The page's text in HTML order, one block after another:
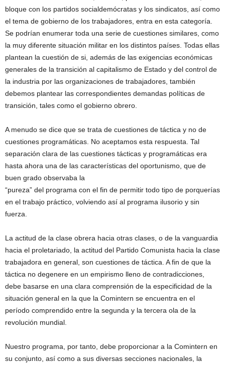
bloque con los partidos socialdemócratas y los sindicatos, así como
el tema de gobierno de los trabajadores, entra en esta categoría.
Se podrían enumerar toda una serie de cuestiones similares, como
la muy diferente situación militar en los distintos países. Todas ellas
plantean la cuestión de si, además de las exigencias económicas
generales de la transición al capitalismo de Estado y del control de
la industria por las organizaciones de trabajadores, también
debemos plantear las correspondientes demandas políticas de
transición, tales como el gobierno obrero.
A menudo se dice que se trata de cuestiones de táctica y no de
cuestiones programáticas. No aceptamos esta respuesta. Tal
separación clara de las cuestiones tácticas y programáticas era
hasta ahora una de las características del oportunismo, que de
buen grado observaba la
“pureza” del programa con el fin de permitir todo tipo de porquerías
en el trabajo práctico, volviendo así al programa ilusorio y sin
fuerza.
La actitud de la clase obrera hacia otras clases, o de la vanguardia
hacia el proletariado, la actitud del Partido Comunista hacia la clase
trabajadora en general, son cuestiones de táctica. A fin de que la
táctica no degenere en un empirismo lleno de contradicciones,
debe basarse en una clara comprensión de la especificidad de la
situación general en la que la Comintern se encuentra en el
período comprendido entre la segunda y la tercera ola de la
revolución mundial.
Nuestro programa, por tanto, debe proporcionar a la Comintern en
su conjunto, así como a sus diversas secciones nacionales, la